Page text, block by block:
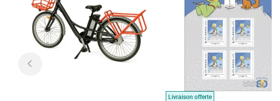
Livraison offerte